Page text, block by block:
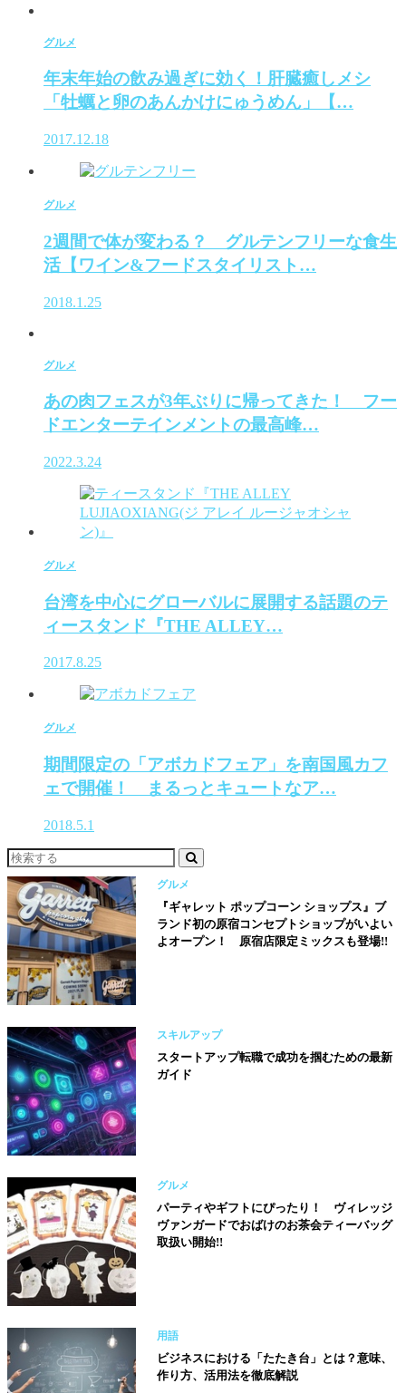
グルメ
年末年始の飲み過ぎに効く！肝臓癒しメシ
「牡蠣と卵のあんかけにゅうめん」【…
2017.12.18
グルメ
2週間で体が変わる？ グルテンフリーな食生
活【ワイン&フードスタイリスト…
2018.1.25
グルメ
あの肉フェスが3年ぶりに帰ってきた！ フー
ドエンターテインメントの最高峰…
2022.3.24
グルメ
台湾を中心にグローバルに展開する話題のテ
ィースタンド『THE ALLEY…
2017.8.25
グルメ
期間限定の「アボカドフェア」を南国風カフ
ェで開催！ まるっとキュートなア…
2018.5.1
グルメ
『ギャレット ポップコーン ショップス』ブ
ランド初の原宿コンセプトショップがいよい
よオープン！ 原宿店限定ミックスも登場!!
スキルアップ
スタートアップ転職で成功を掴むための最新
ガイド
グルメ
パーティやギフトにぴったり！ ヴィレッジ
ヴァンガードでおばけのお茶会ティーバッグ
取扱い開始!!
用語
ビジネスにおける「たたき台」とは？意味、
作り方、活用法を徹底解説